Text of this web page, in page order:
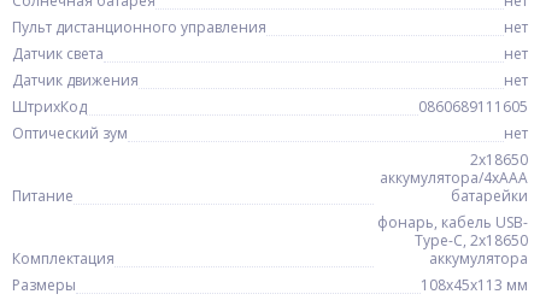
Пульт дистанционного управления
нет
Датчик света
нет
Датчик движения
нет
ШтрихКод
0860689111605
Оптический зум
нет
Питание
2x18650
аккумулятора/4хAAA
батарейки
Комплектация
фонарь, кабель USB-
Type-C, 2x18650
аккумулятора
Размеры
108х45х113 мм